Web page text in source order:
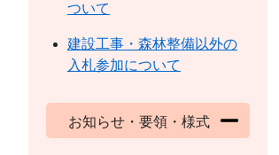
ついて
建設工事・森林整備以外の
入札参加について
お知らせ・要領・様式